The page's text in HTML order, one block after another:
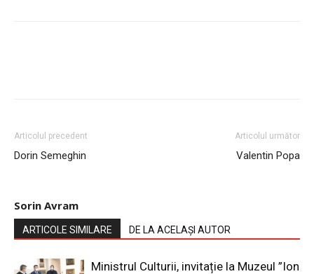
Articolul precedent
Dorin Semeghin
Articolul următor
Valentin Popa
Sorin Avram
ARTICOLE SIMILARE DE LA ACELAȘI AUTOR
Ministrul Culturii, invitație la Muzeul ”Ion